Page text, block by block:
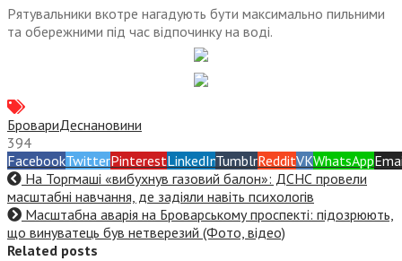
Рятувальники вкотре нагадують бути максимально пильними
та обережними під час відпочинку на воді.
БровариДеснановини
394
FacebookTwitterPinterestLinkedInTumblrRedditVKWhatsApp
На Торгмаші «вибухнув газовий балон»: ДСНС провели
масштабні навчання, де задіяли навіть психологів
Масштабна аварія на Броварському проспекті: підозрюють,
що винуватець був нетверезий (Фото, відео)
Related posts